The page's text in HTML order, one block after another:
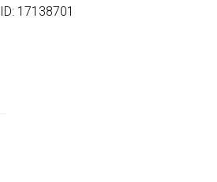
ID: 17138701